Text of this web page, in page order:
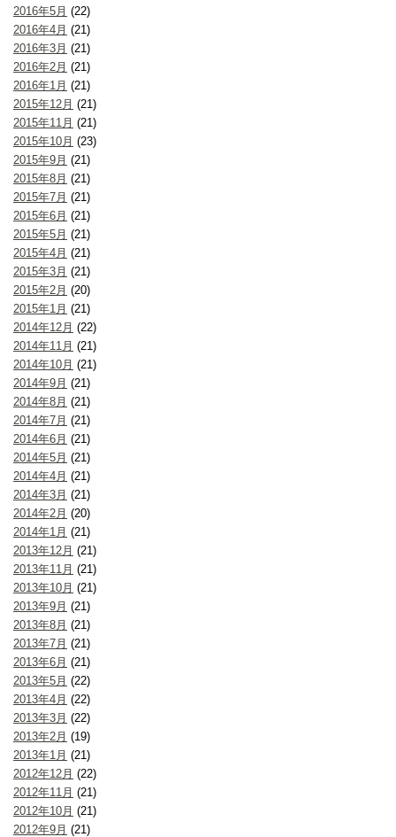
2016年5月 (22)
2016年4月 (21)
2016年3月 (21)
2016年2月 (21)
2016年1月 (21)
2015年12月 (21)
2015年11月 (21)
2015年10月 (23)
2015年9月 (21)
2015年8月 (21)
2015年7月 (21)
2015年6月 (21)
2015年5月 (21)
2015年4月 (21)
2015年3月 (21)
2015年2月 (20)
2015年1月 (21)
2014年12月 (22)
2014年11月 (21)
2014年10月 (21)
2014年9月 (21)
2014年8月 (21)
2014年7月 (21)
2014年6月 (21)
2014年5月 (21)
2014年4月 (21)
2014年3月 (21)
2014年2月 (20)
2014年1月 (21)
2013年12月 (21)
2013年11月 (21)
2013年10月 (21)
2013年9月 (21)
2013年8月 (21)
2013年7月 (21)
2013年6月 (21)
2013年5月 (22)
2013年4月 (22)
2013年3月 (22)
2013年2月 (19)
2013年1月 (21)
2012年12月 (22)
2012年11月 (21)
2012年10月 (21)
2012年9月 (21)